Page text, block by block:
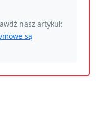
nasz artykuł:
są